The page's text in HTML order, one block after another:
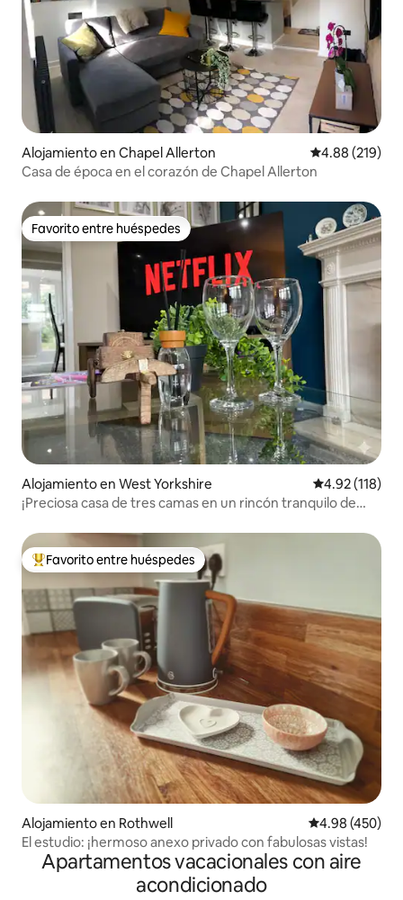
Alojamiento en Chapel Allerton Calificación
4.88 (219)
Casa de época en el corazón de Chapel Allerton
Favorito entre huéspedes
Favorito entre huéspedes
Alojamiento en West Yorkshire Calificación
4.92 (118)
¡Preciosa casa de tres camas en un rincón tranquilo de
Favorito entre huéspedes preferido
Favorito entre huéspedes
Alojamiento en Rothwell Calificación
4.98 (450)
El estudio: ¡hermoso anexo privado con fabulosas vistas!
Apartamentos vacacionales con aire
acondicionado